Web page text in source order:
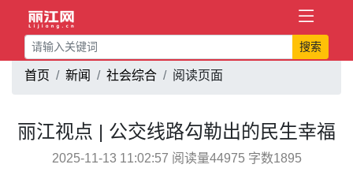
搜索
首页 新闻 社会综合 阅读页面
丽江视点 | 公交线路勾勒出的民生幸福
2025-11-13 11:02:57 阅读量44975 字数1895